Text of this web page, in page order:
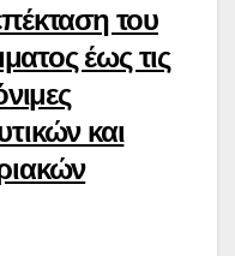
του
έως τις
και